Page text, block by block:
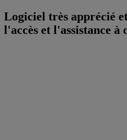
Logiciel très apprécié
l'accès et l'assistance à